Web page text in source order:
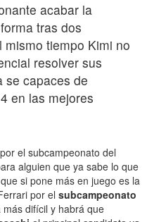
acabar la
tras dos
tiempo Kimi no
resolver sus
se capaces de
en las mejores
el subcampeonato del
alguien que ya sabe lo que
si pone más en juego es la
por el subcampeonato
más difícil y habrá que